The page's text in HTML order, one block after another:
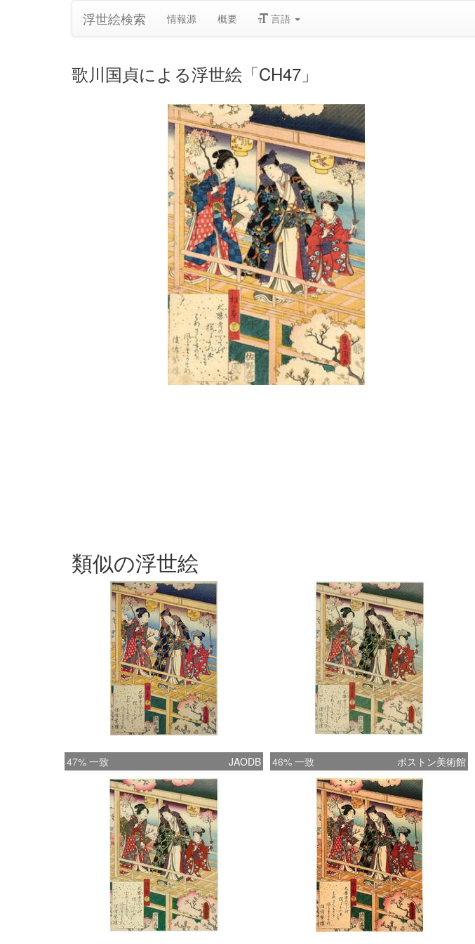
浮世絵検索 情報源 概要 言語
歌川国貞による浮世絵「CH47」
類似の浮世絵
47% 一致 JAODB 46% 一致 ボストン美術館